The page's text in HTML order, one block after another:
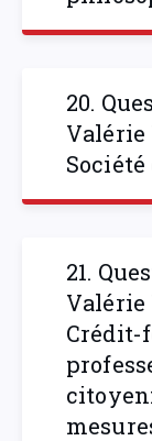
20.
Valérie
21.
Valérie
Crédit-